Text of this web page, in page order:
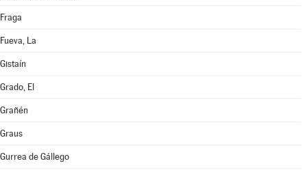
Fraga
Fueva, La
Gistaín
Grado, El
Grañén
Graus
Gurrea de Gállego